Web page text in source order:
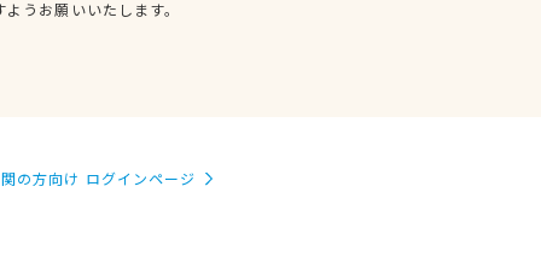
うお願いいたします。
の方向け ログインページ